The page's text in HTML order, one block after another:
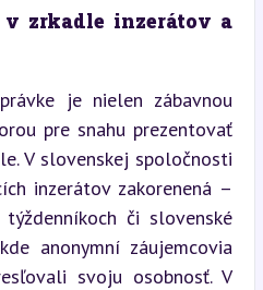
zrkadle inzerátov a
je nielen zábavnou
pre snahu prezentovať
V slovenskej spoločnosti
inzerátov zakorenená –
či slovenské
anonymní záujemcovia
svoju osobnosť. V